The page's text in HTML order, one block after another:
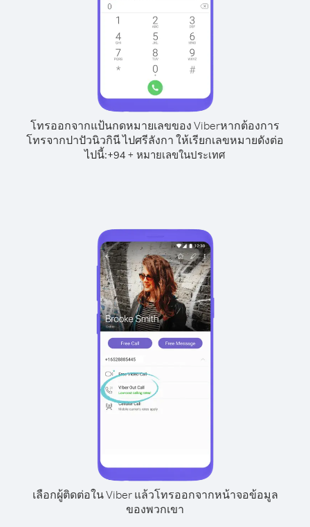
โทรออกจากแป้นกดหมายเลขของ Viberหากต้องการ
โทรจากปาปัวนิวกินี ไปศรีลังกา ให้เรียกเลขหมายดังต่อ
ไปนี้:+94 + หมายเลขในประเทศ
เลือกผู้ติดต่อใน Viber แล้วโทรออกจากหน้าจอข้อมูล
ของพวกเขา